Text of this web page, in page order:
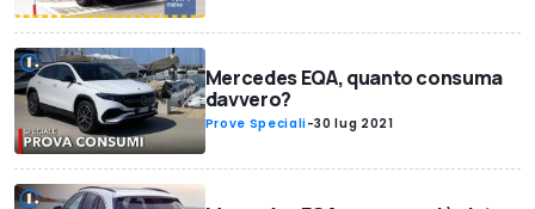
Mercedes EQA, quanto consuma
davvero?
Prove Speciali-30 lug 2021